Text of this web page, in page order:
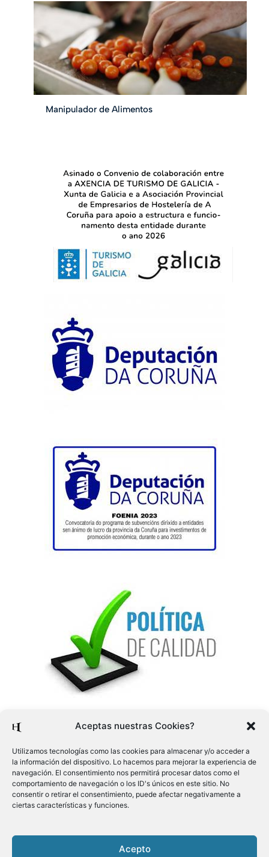
Aceptas nuestras Cookies?
Utilizamos tecnologías como las cookies para almacenar y/o acceder a
la información del dispositivo. Lo hacemos para mejorar la experiencia de
navegación. El consentimiento nos permitirá procesar datos como el
comportamiento de navegación o los ID's únicos en este sitio. No
consentir o retirar el consentimiento, puede afectar negativamente a
ciertas características y funciones.
Acepto
Manipulador de Alimentos